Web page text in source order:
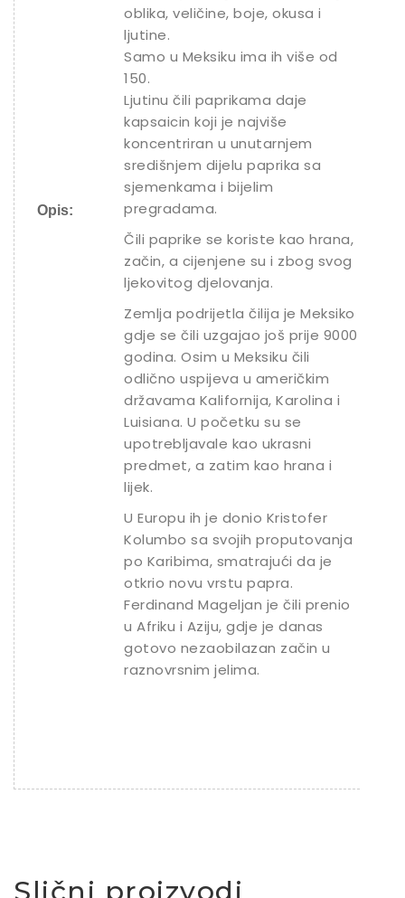
Opis:
oblika, veličine, boje, okusa i
ljutine.
Samo u Meksiku ima ih više od
150.
Ljutinu čili paprikama daje
kapsaicin koji je najviše
koncentriran u unutarnjem
središnjem dijelu paprika sa
sjemenkama i bijelim
pregradama.
Čili paprike se koriste kao hrana,
začin, a cijenjene su i zbog svog
ljekovitog djelovanja.
Zemlja podrijetla čilija je Meksiko
gdje se čili uzgajao još prije 9000
godina. Osim u Meksiku čili
odlično uspijeva u američkim
državama Kalifornija, Karolina i
Luisiana. U početku su se
upotrebljavale kao ukrasni
predmet, a zatim kao hrana i
lijek.
U Europu ih je donio Kristofer
Kolumbo sa svojih proputovanja
po Karibima, smatrajući da je
otkrio novu vrstu papra.
Ferdinand Mageljan je čili prenio
u Afriku i Aziju, gdje je danas
gotovo nezaobilazan začin u
raznovrsnim jelima.
Slični proizvodi